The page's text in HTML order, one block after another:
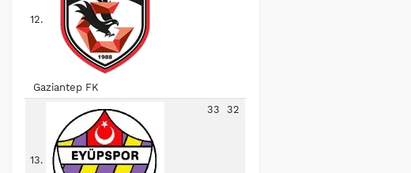
12.
Gaziantep FK
13.
33 32